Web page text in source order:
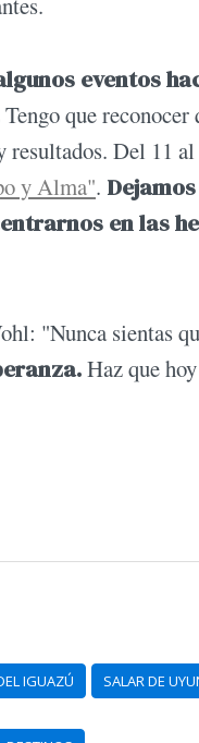
eventos
Tengo que
Del 11
y Alma".
en las
"Nunca sientas
Haz que
IGUAZÚ SALAR DE